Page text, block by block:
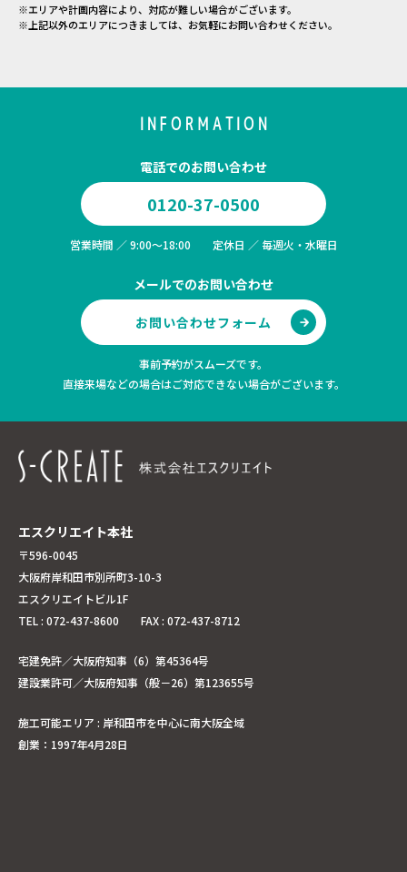
※エリアや計画内容により、対応が難しい場合がございます。
※上記以外のエリアにつきましては、お気軽にお問い合わせください。
エスクリエイト本社
〒596-0045
大阪府岸和田市別所町3-10-3
エスクリエイトビル1F
TEL : 072-437-8600 FAX : 072-437-8712
宅建免許／大阪府知事（6）第45364号
建設業許可／大阪府知事（般－26）第123655号
施工可能エリア : 岸和田市を中心に南大阪全域
創業：1997年4月28日
INFORMATION
電話でのお問い合わせ
0120-37-0500
営業時間 ／ 9:00～18:00 定休日 ／ 毎週火・水曜日
メールでのお問い合わせ
お問い合わせフォーム
事前予約がスムーズです。
直接来場などの場合はご対応できない場合がございます。